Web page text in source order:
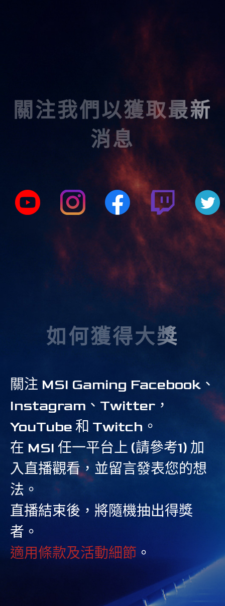
關注我們以獲取最新
消息
如何獲得大獎
關注 MSI Gaming Facebook、
Instagram、Twitter，
YouTube 和 Twitch。
在 MSI 任一平台上 (請參考1) 加
入直播觀看，並留言發表您的想
法。
直播結束後，將隨機抽出得獎
者。
適用條款及活動細節 。